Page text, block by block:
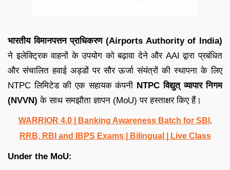
भारतीय विमानपत्तन प्राधिकरण (Airports Authority of India)
ने इलेक्ट्रिक वाहनों के उपयोग को बढ़ावा देने और AAI द्वारा प्रबंधित
और संचालित हवाई अड्डों पर सौर ऊर्जा संयंत्रों की स्थापना के लिए
NTPC लिमिटेड की एक सहायक कंपनी NTPC विद्युत् व्यापार निगम
(NVVN) के साथ समझौता ज्ञापन (MoU) पर हस्ताक्षर किए हैं।
WARRIOR 4.0 | Banking Awareness Batch for SBI,
RRB, RBI and IBPS Exams | Bilingual | Live Class
Under the MoU: